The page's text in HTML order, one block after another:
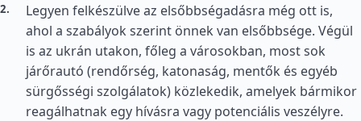
Legyen felkészülve az elsőbbségadásra még ott is,
ahol a szabályok szerint önnek van elsőbbsége. Végül
is az ukrán utakon, főleg a városokban, most sok
járőrautó (rendőrség, katonaság, mentők és egyéb
sürgősségi szolgálatok) közlekedik, amelyek bármikor
reagálhatnak egy hívásra vagy potenciális veszélyre.